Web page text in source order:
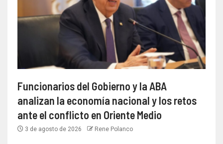
Funcionarios del Gobierno y la ABA
analizan la economía nacional y los retos
ante el conflicto en Oriente Medio
3 de agosto de 2026 Rene Polanco